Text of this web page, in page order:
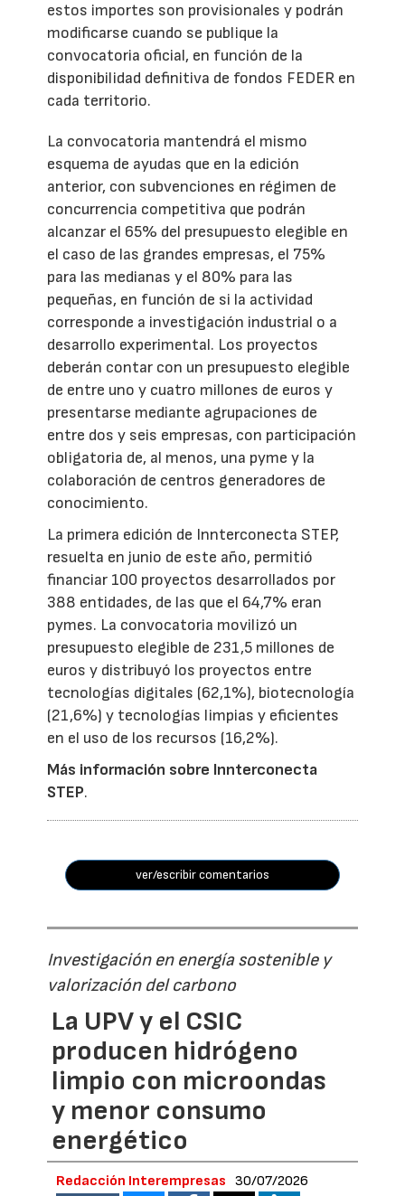
estos importes son provisionales y podrán
modificarse cuando se publique la
convocatoria oficial, en función de la
disponibilidad definitiva de fondos FEDER en
cada territorio.
La convocatoria mantendrá el mismo
esquema de ayudas que en la edición
anterior, con subvenciones en régimen de
concurrencia competitiva que podrán
alcanzar el 65% del presupuesto elegible en
el caso de las grandes empresas, el 75%
para las medianas y el 80% para las
pequeñas, en función de si la actividad
corresponde a investigación industrial o a
desarrollo experimental. Los proyectos
deberán contar con un presupuesto elegible
de entre uno y cuatro millones de euros y
presentarse mediante agrupaciones de
entre dos y seis empresas, con participación
obligatoria de, al menos, una pyme y la
colaboración de centros generadores de
conocimiento.
La primera edición de Innterconecta STEP,
resuelta en junio de este año, permitió
financiar 100 proyectos desarrollados por
388 entidades, de las que el 64,7% eran
pymes. La convocatoria movilizó un
presupuesto elegible de 231,5 millones de
euros y distribuyó los proyectos entre
tecnologías digitales (62,1%), biotecnología
(21,6%) y tecnologías limpias y eficientes
en el uso de los recursos (16,2%).
Más información sobre Innterconecta
STEP.
ver/escribir comentarios
Investigación en energía sostenible y
valorización del carbono
La UPV y el CSIC
producen hidrógeno
limpio con microondas
y menor consumo
energético
Redacción Interempresas 30/07/2026